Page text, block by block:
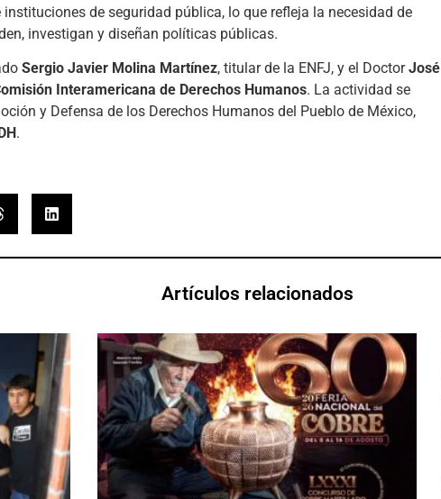
de seguridad pública, lo que refleja la necesidad de
investigan y diseñan políticas públicas.
Sergio Javier Molina Martínez, titular de la ENFJ, y el DoctorJosé
Interamericana de Derechos Humanos. La actividad se
y Defensa de los Derechos Humanos del Pueblo de México,
.
Artículos relacionados